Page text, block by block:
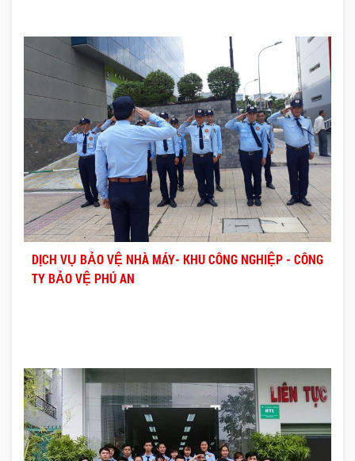
DỊCH VỤ BẢO VỆ NHÀ MÁY- KHU CÔNG NGHIỆP - CÔNG
TY BẢO VỆ PHÚ AN